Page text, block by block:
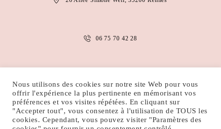
06 75 70 42 28
MENTIONS LÉGALES CONDITIONS D’UTILISATION
POLITIQUE DE COOKIES POLITIQUE DE CONFIDENTIALITÉ
Nous utilisons des cookies sur notre site Web pour vous
offrir l'expérience la plus pertinente en mémorisant vos
préférences et vos visites répétées. En cliquant sur
"Accepter tout", vous consentez à l'utilisation de TOUS les
cookies. Cependant, vous pouvez visiter "Paramètres des